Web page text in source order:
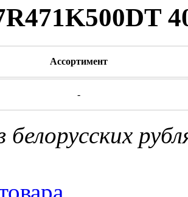
Ассортимент
-
белорусских